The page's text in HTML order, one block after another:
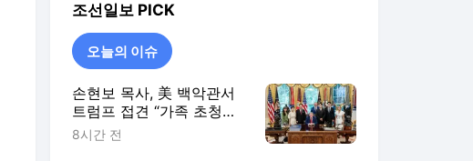
조선일보 PICK
오늘의 이슈
손현보 목사, 美 백악관서
트럼프 접견 “가족 초청해
줘서 감사”
8시간 전